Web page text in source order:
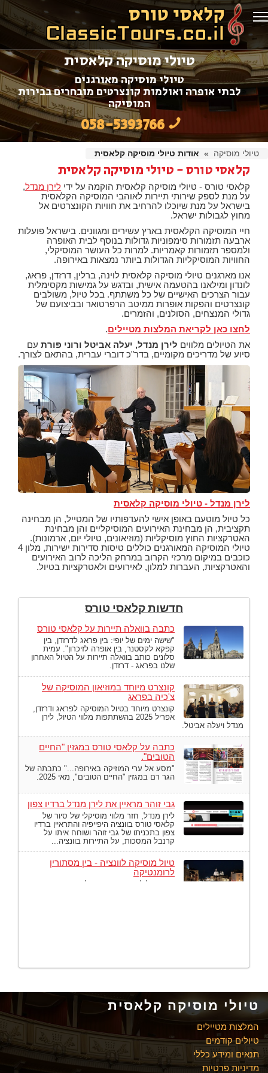
טיולי מוסיקה קלאסית
טיולי מוסיקה מאורגנים
לבתי אופרה ואולמות קונצרטים מובחרים בבירות
המוסיקה
058-5393766
טיולי מוסיקה » אודות טיולי מוסיקה קלאסית
קלאסי טורס - טיולי מוסיקה קלאסית
קלאסי טורס - טיולי מוסיקה קלאסית הוקמה על ידי לירן מנדל,
על מנת לספק שירותי תיירות לאוהבי המוסיקה הקלאסית
בישראל על מנת שיוכלו להרחיב את חוויות הקונצרטים אל
מחוץ לגבולות ישראל.
חיי המוסיקה הקלאסית בארץ עשירים ומגוונים. בישראל פועלות
ארבעה תזמורות סימפוניות גדולות בנוסף לבית האופרה
ולמספר תזמורות קאמריות. למרות כל העושר המוסיקלי,
החוויות המוסיקליות הגדולות ביותר נמצאות באירופה.
אנו מארגנים טיולי מוסיקה קלאסית לוינה, ברלין, דרזדן, פראג,
לונדון ומילאנו בהטעמה אישית, ובדגש על גמישות מקסימלית
עבור הצרכים האישיים של כל משתתף. בכל טיול, משולבים
קונצרטים והפקות אופרות ממיטב הרפרטואר ובביצועם של
גדולי המנצחים, הסולנים, והזמרים.
לחצו כאן לקריאת המלצות מטיילים.
את הטיולים מלווים לירן מנדל, יעלה אביטל ורוני פורת עם
סיוע של מדריכים מקומיים, בדר"כ דוברי עברית, בהתאם לצורך.
לירן מנדל - טיולי מוסיקה קלאסית
כל טיול מוטעם באופן אישי להעדפותיו של המטייל, הן מבחינה
תקציבית, הן מבחינת האירועים המוסיקליים והן מבחינת
האטרקציות החוץ מוסיקליות (מוזיאונים, טיולי יום, ארמונות).
טיולי המוסיקה המאורגנים כוללים טיסות סדירות ישירות, מלון 4
כוכבים במיקום מרכזי הקרוב במרחק הליכה לרוב האירועים
והאטרקציות, העברות למלון, לאירועים ולאטרקציות בטיול.
חדשות קלאסי טורס
כתבה בוואלה תיירות על קלאסי טורס
"שישה ימים של יופי: בין פראג לדרזדן, בין
קפקא לקסטנר, בין אופרה לזיכרון". עמית
סלונים כותב בוואלה תיירות על הטיול האחרון
שלנו בפראג - דרזדן.
קונצרט מיוחד במוזיאון המוסיקה של
צ'כיה בפראג
קונצרט מיוחד בטיול המוסיקה לפראג ודרזדן,
אפריל 2025 בהשתתפות מלווי הטיול, לירן
מנדל ויעלה אביטל.
כתבה על קלאסי טורס במגזין "החיים
הטובים".
"מסע אל ערי המוזיקה באירופה..." כתבתה של
הגר רם במגזין "החיים הטובים", מאי 2025.
גבי זוהר מראיין את לירן מנדל ברדיו צפון
לירן מנדל, חזר מלווי מוסיקלי של סיור של
קלאסי טורס בוונציה היפייפיה והתראיין ברדיו
צפון בתכניתו של גבי זוהר ושוחח איתו על
קרנבל המסכות, על התיירות בוונציה...
טיול מוסיקה לוונציה - בין מסתורין
לרומנטיקה
וונציה בלילה - בין מסתורין לרומנטיקה. מעבר
טיולי מוסיקה קלאסית
המלצות מטיילים
טיולים קודמים
תנאים ומידע כללי
מדיניות פרטיות